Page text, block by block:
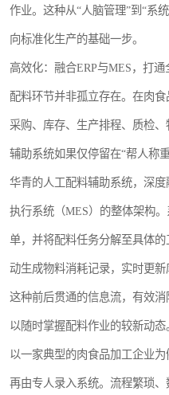
作业。这种从“人脑管理”到“系
向标准化生产的基础一步。
高效化：融合ERP与MES，打
配料环节并非孤立存在。在肉
采购、库存、生产排程、质检
辅助系统如果仅停留在“帮人称
华青的人工配料辅助系统，深
执行系统（MES）的整体架构
单，并将配料任务分解至具体
动生成物料消耗记录，实时更新
这种前后贯通的信息流，有效
以随时掌握配料作业的较新动态
以一家典型的肉食品加工企业为
再由专人录入系统。流程繁琐